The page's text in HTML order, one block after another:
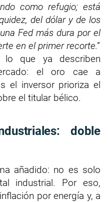
como refugio; está
del dólar y de los
Fed más dura por el
en el primer recorte.”
lo que ya describen
el oro cae a
el inversor prioriza el
el titular bélico.
doble
añadido: no es solo
industrial. Por eso,
por energía y, a